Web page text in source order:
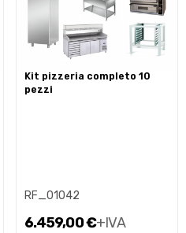
kit pizzeria completo 10
pezzi
RF_01042
6.459,00 €+IVA